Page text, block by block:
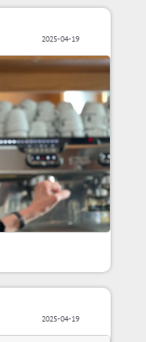
2025-04-19
2025-04-19